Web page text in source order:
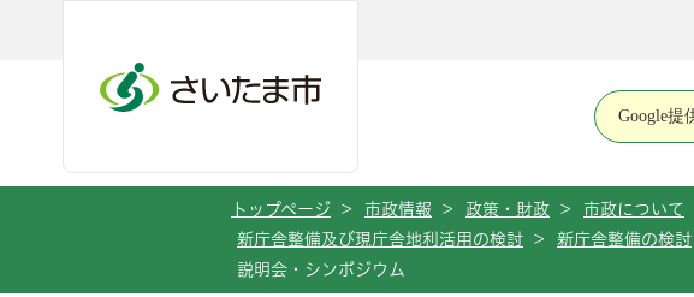
トップページ > 市政情報 > 政策・財政 > 市政について
新庁舎整備及び現庁舎地利活用の検討
> 新庁舎整備の検討
説明会・シンポジウム